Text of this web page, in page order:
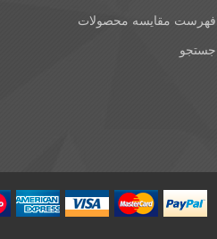
فهرست مقایسه محصولات
جستجو